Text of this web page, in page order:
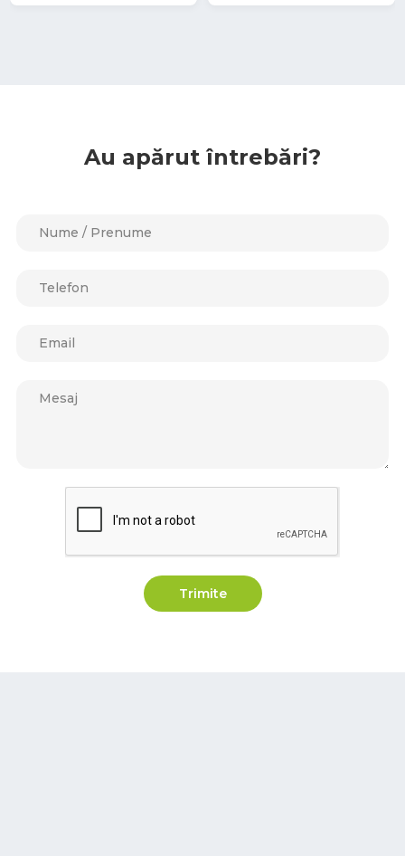
Au apărut întrebări?
Trimite